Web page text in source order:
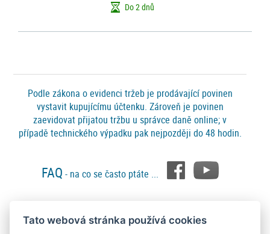
Do 2 dnů
Podle zákona o evidenci tržeb je prodávající povinen
vystavit kupujícímu účtenku. Zároveň je povinen
zaevidovat přijatou tržbu u správce daně online; v
případě technického výpadku pak nejpozději do 48 hodin.
FAQ - na co se často ptáte ...
Platební metody
Tato webová stránka používá cookies